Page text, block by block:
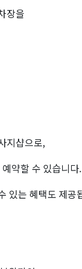
장을
지샵으로,
약할 수 있습니다.
있는 혜택도 제공